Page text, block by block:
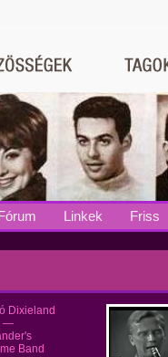
Linkek Friss
Dixieland
—
Band